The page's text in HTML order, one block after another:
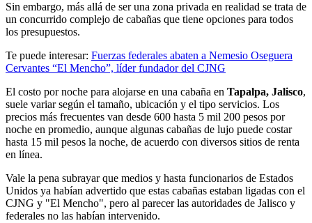
Sin embargo, más allá de ser una zona privada en realidad se trata de
un concurrido complejo de cabañas que tiene opciones para todos
los presupuestos.
Te puede interesar: Fuerzas federales abaten a Nemesio Oseguera
Cervantes “El Mencho”, líder fundador del CJNG
El costo por noche para alojarse en una cabaña en Tapalpa, Jalisco,
suele variar según el tamaño, ubicación y el tipo servicios. Los
precios más frecuentes van desde 600 hasta 5 mil 200 pesos por
noche en promedio, aunque algunas cabañas de lujo puede costar
hasta 15 mil pesos la noche, de acuerdo con diversos sitios de renta
en línea.
Vale la pena subrayar que medios y hasta funcionarios de Estados
Unidos ya habían advertido que estas cabañas estaban ligadas con el
CJNG y "El Mencho", pero al parecer las autoridades de Jalisco y
federales no las habían intervenido.